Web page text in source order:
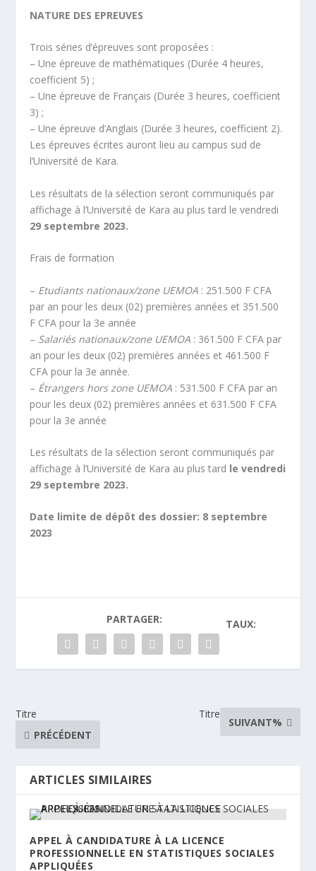
NATURE DES EPREUVES
Trois séries d’épreuves sont proposées :
– Une épreuve de mathématiques (Durée 4 heures,
coefficient 5) ;
– Une épreuve de Français (Durée 3 heures, coefficient
3) ;
– Une épreuve d’Anglais (Durée 3 heures, coefficient 2).
Les épreuves écrites auront lieu au campus sud de
l’Université de Kara.
Les résultats de la sélection seront communiqués par
affichage à l’Université de Kara au plus tard le vendredi
29 septembre 2023.
Frais de formation
– Etudiants nationaux/zone UEMOA : 251.500 F CFA
par an pour les deux (02) premières années et 351.500
F CFA pour la 3e année
– Salariés nationaux/zone UEMOA : 361.500 F CFA par
an pour les deux (02) premières années et 461.500 F
CFA pour la 3e année.
– Étrangers hors zone UEMOA : 531.500 F CFA par an
pour les deux (02) premières années et 631.500 F CFA
pour la 3e année
Les résultats de la sélection seront communiqués par
affichage à l’Université de Kara au plus tard le vendredi
29 septembre 2023.
Date limite de dépôt des dossier: 8 septembre
2023
PARTAGER: TAUX:
Titre
PRÉCÉDENT
Titre
SUIVANT%
ARTICLES SIMILAIRES
APPEL À CANDIDATURE À LA LICENCE
PROFESSIONNELLE EN STATISTIQUES SOCIALES
APPLIQUÉES